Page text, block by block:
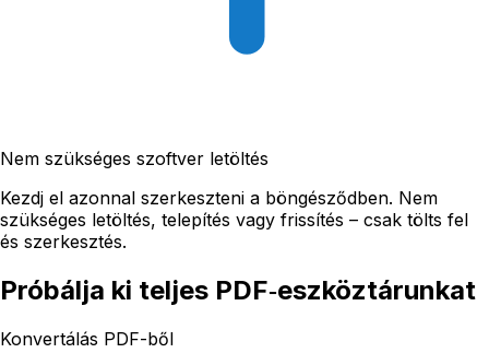
Nem szükséges szoftver letöltés
Kezdj el azonnal szerkeszteni a böngésződben. Nem
szükséges letöltés, telepítés vagy frissítés – csak tölts fel
és szerkesztés.
Próbálja ki teljes PDF‑eszköztárunkat
Konvertálás PDF-ből